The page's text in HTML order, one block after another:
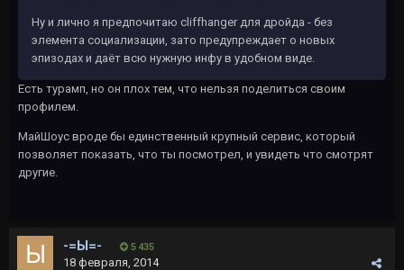
Ну и лично я предпочитаю cliffhanger для дройда - без
элемента социализации, зато предупреждает о новых
эпизодах и даёт всю нужную инфу в удобном виде.
Есть турамп, но он плох тем, что нельзя поделиться своим
профилем.
МайШоус вроде бы единственный крупный сервис, который
позволяет показать, что ты посмотрел, и увидеть что смотрят
другие.
-=Ы=- 5 435
18 февраля, 2014